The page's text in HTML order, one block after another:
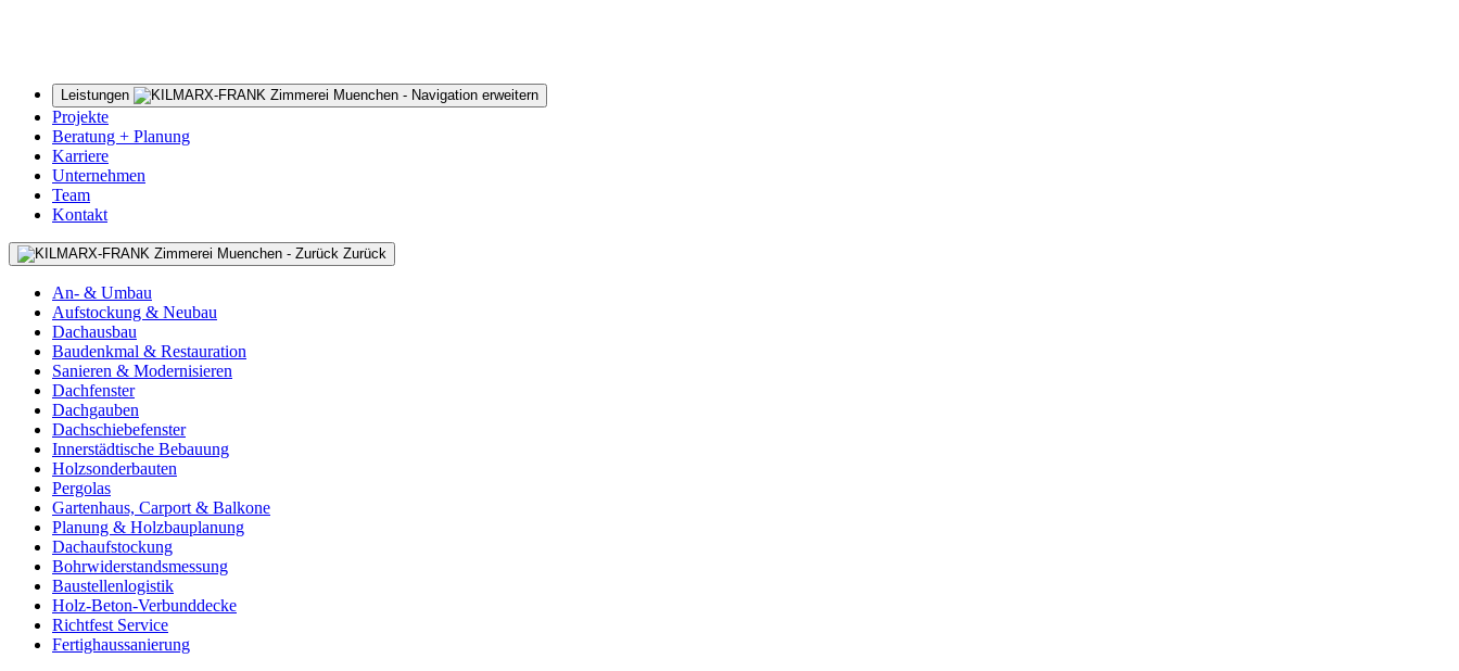
Leistungen
Projekte
Beratung + Planung
Karriere
Unternehmen
Team
Kontakt
Zurück
An- & Umbau
Aufstockung & Neubau
Dachausbau
Baudenkmal & Restauration
Sanieren & Modernisieren
Dachfenster
Dachgauben
Dachschiebefenster
Innerstädtische Bebauung
Holzsonderbauten
Pergolas
Gartenhaus, Carport & Balkone
Planung & Holzbauplanung
Dachaufstockung
Bohrwiderstandsmessung
Baustellenlogistik
Holz-Beton-Verbunddecke
Richtfest Service
Fertighaussanierung